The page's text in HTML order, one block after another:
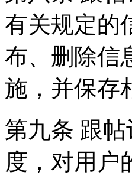
有关规定的
布、删除信
施，并保存
第九条 跟
度，对用户